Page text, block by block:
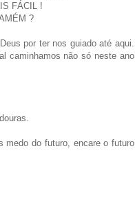
FÁCIL !
?
por ter nos guiado até aqui.
caminhamos não só neste ano
medo do futuro, encare o futuro